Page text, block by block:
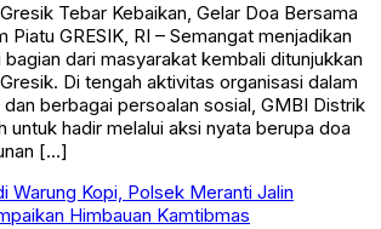
Tebar Kebaikan, Gelar Doa Bersama
Piatu GRESIK, RI – Semangat menjadikan
dari masyarakat kembali ditunjukkan
Di tengah aktivitas organisasi dalam
berbagai persoalan sosial, GMBI Distrik
untuk hadir melalui aksi nyata berupa doa
[…]